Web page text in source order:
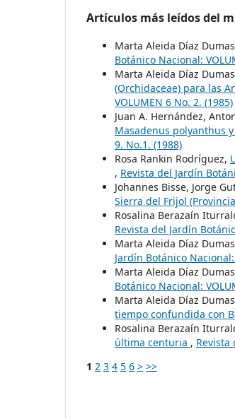
Artículos más leídos del
Marta Aleida Díaz
Botánico Nacional:
Marta Aleida Díaz
(Orchidaceae) para las
VOLUMEN 6 No. 2. (1985)
Juan A. Hernández,
Masadenus polyanthus
9. No.1. (1988)
Rosa Rankin Rodríguez,
, Revista del Jardín
Johannes Bisse, Jorge
Sierra del Frijol
Rosalina Berazaín
Revista del Jardín
Marta Aleida Díaz
Jardín Botánico
Marta Aleida Díaz
Botánico Nacional:
Marta Aleida Díaz
tiempo confundida con
Rosalina Berazaín
última centuria , Revista
1 2 3 4 5 6 > >>